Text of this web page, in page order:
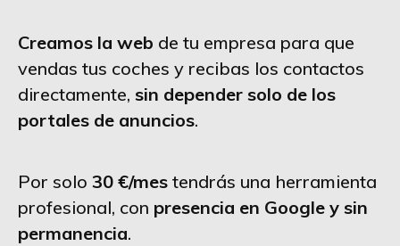
Creamos la web de tu empresa para que
vendas tus coches y recibas los contactos
directamente, sin depender solo de los
portales de anuncios.
Por solo 30 €/mes tendrás una herramienta
profesional, con presencia en Google y sin
permanencia.